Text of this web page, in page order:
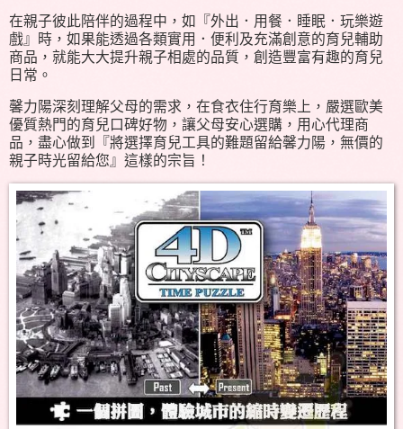
在親子彼此陪伴的過程中，如『外出．用餐．睡眠．玩樂遊
戲』時，如果能透過各類實用．便利及充滿創意的育兒輔助
商品，就能大大提升親子相處的品質，創造豐富有趣的育兒
日常。
馨力陽深刻理解父母的需求，在食衣住行育樂上，嚴選歐美
優質熱門的育兒口碑好物，讓父母安心選購，用心代理商
品，盡心做到『將選擇育兒工具的難題留給馨力陽，無價的
親子時光留給您』這樣的宗旨！